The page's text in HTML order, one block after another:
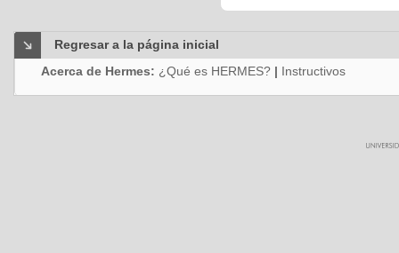
Regresar a la página inicial
Acerca de Hermes: ¿Qué es HERMES? | Instructivos